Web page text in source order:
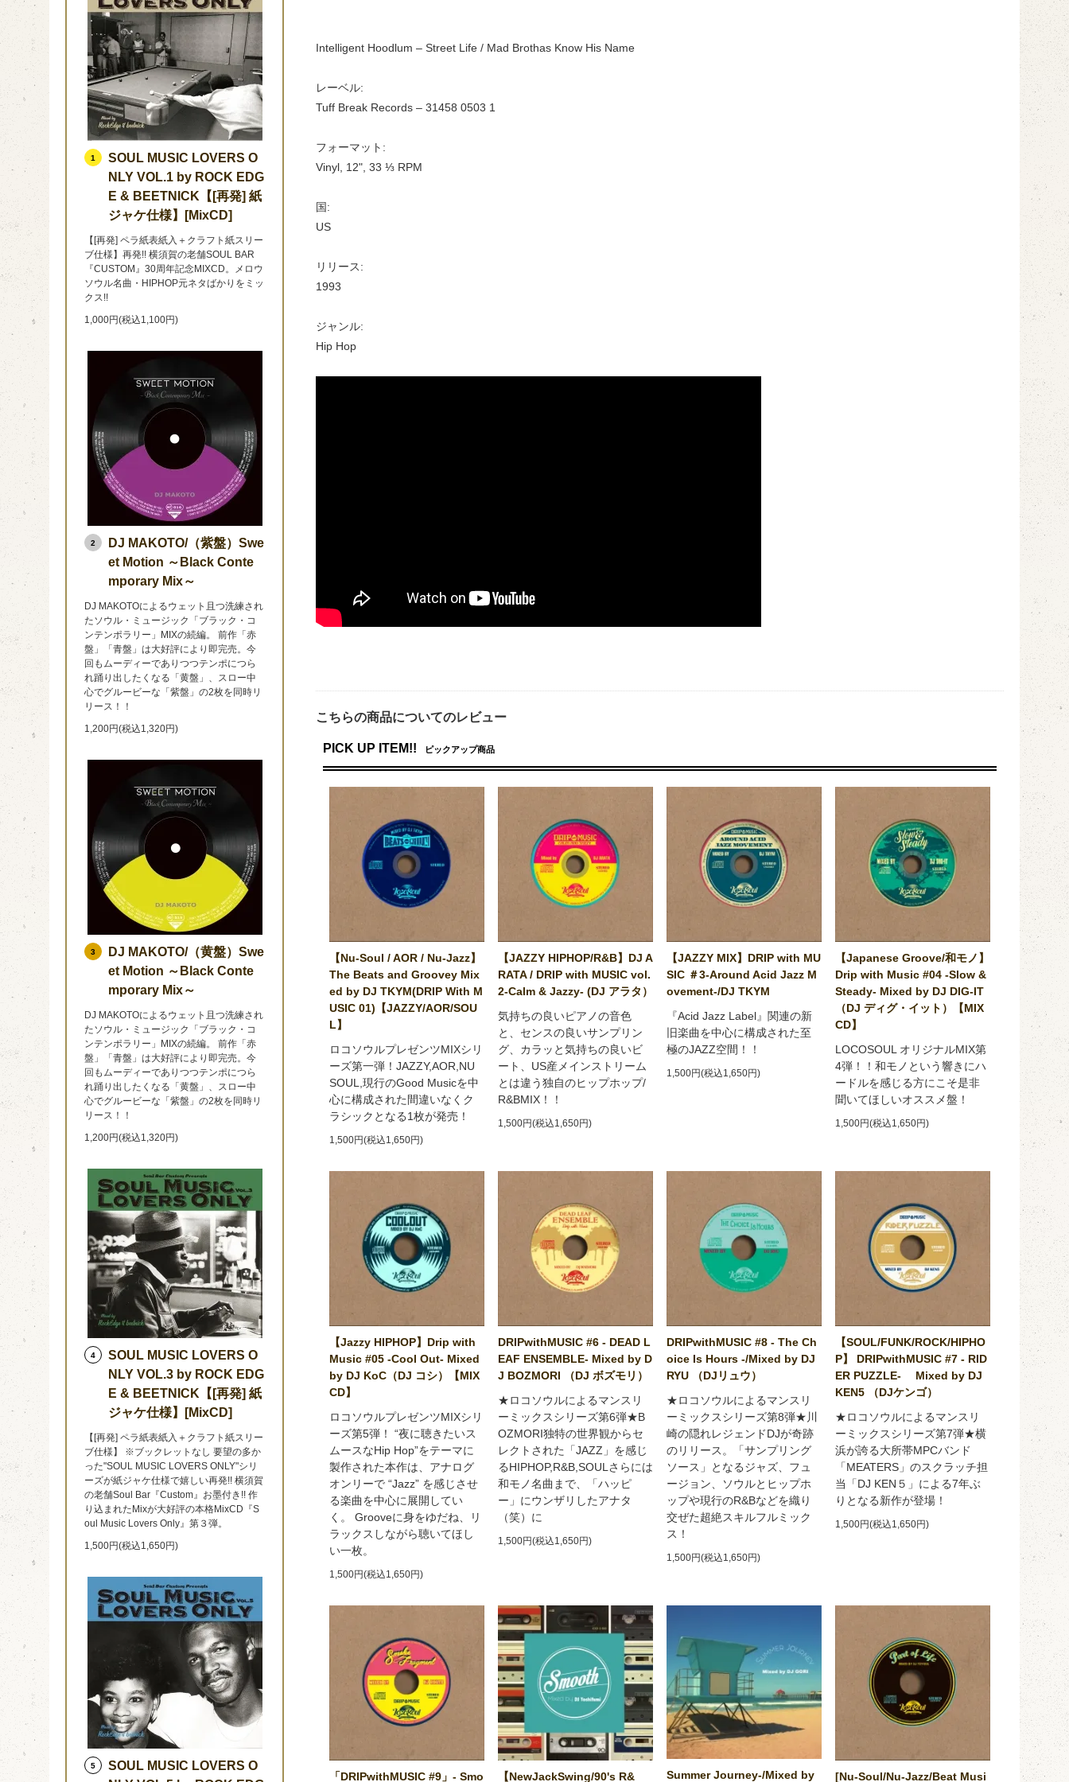
Intelligent Hoodlum ‎– Street Life / Mad Brothas Know His Name
レーベル:
Tuff Break Records ‎– 31458 0503 1
フォーマット:
Vinyl, 12", 33 ⅓ RPM
国:
US
リリース:
1993
ジャンル:
Hip Hop
こちらの商品についてのレビュー
PICK UP ITEM!! ピックアップ商品
【Nu-Soul / AOR / Nu-Jazz】
The Beats and Groovey Mix
ed by DJ TKYM(DRIP With M
USIC 01)【JAZZY/AOR/SOU
L】
ロコソウルプレゼンツMIXシリ
ーズ第一弾！JAZZY,AOR,NU
SOUL,現行のGood Musicを中
心に構成された間違いなくク
ラシックとなる1枚が発売！
1,500円(税込1,650円)
【JAZZY HIPHOP/R&B】DJ A
RATA / DRIP with MUSIC vol.
2-Calm & Jazzy- (DJ アラタ）
気持ちの良いピアノの音色
と、センスの良いサンプリン
グ、カラッと気持ちの良いビ
ート、US産メインストリーム
とは違う独自のヒップホップ/
R&BMIX！！
1,500円(税込1,650円)
【JAZZY MIX】DRIP with MU
SIC ＃3-Around Acid Jazz M
ovement-/DJ TKYM
『Acid Jazz Label』関連の新
旧楽曲を中心に構成された至
極のJAZZ空間！！
1,500円(税込1,650円)
【Japanese Groove/和モノ】
Drip with Music #04 -Slow &
Steady- Mixed by DJ DIG-IT
（DJ ディグ・イット）【MIX
CD】
LOCOSOUL オリジナルMIX第
4弾！！和モノという響きにハ
ードルを感じる方にこそ是非
聞いてほしいオススメ盤！
1,500円(税込1,650円)
【Jazzy HIPHOP】Drip with
Music #05 -Cool Out- Mixed
by DJ KoC（DJ コシ）【MIX
CD】
ロコソウルプレゼンツMIXシリ
ーズ第5弾！ “夜に聴きたいス
ムースなHip Hop”をテーマに
製作された本作は、アナログ
オンリーで “Jazz” を感じさせ
る楽曲を中心に展開してい
く。 Grooveに身をゆだね、リ
ラックスしながら聴いてほし
い一枚。
1,500円(税込1,650円)
DRIPwithMUSIC #6 - DEAD L
EAF ENSEMBLE- Mixed by D
J BOZMORI （DJ ボズモリ）
★ロコソウルによるマンスリ
ーミックスシリーズ第6弾★B
OZMORI独特の世界観からセ
レクトされた「JAZZ」を感じ
るHIPHOP,R&B,SOULさらには
和モノ名曲まで、「ハッピ
ー」にウンザリしたアナタ
（笑）に
1,500円(税込1,650円)
DRIPwithMUSIC #8 - The Ch
oice Is Hours -/Mixed by DJ
RYU （DJリュウ）
★ロコソウルによるマンスリ
ーミックスシリーズ第8弾★川
崎の隠れレジェンドDJが奇跡
のリリース。「サンプリング
ソース」となるジャズ、フュ
ージョン、ソウルとヒップホ
ップや現行のR&Bなどを織り
交ぜた超絶スキルフルミック
ス！
1,500円(税込1,650円)
【SOUL/FUNK/ROCK/HIPHO
P】 DRIPwithMUSIC #7 - RID
ER PUZZLE- Mixed by DJ
KEN5 （DJケンゴ）
★ロコソウルによるマンスリ
ーミックスシリーズ第7弾★横
浜が誇る大所帯MPCバンド
「MEATERS」のスクラッチ担
当「DJ KEN５」による7年ぶ
りとなる新作が登場！
1,500円(税込1,650円)
「DRIPwithMUSIC #9」- Smo 【NewJackSwing/90's R& Summer Journey-/Mixed by [Nu-Soul/Nu-Jazz/Beat Musi
1
SOUL MUSIC LOVERS O
NLY VOL.1 by ROCK EDG
E & BEETNICK【[再発] 紙
ジャケ仕様】[MixCD]
【[再発] ペラ紙表紙入＋クラフト紙スリー
ブ仕様】再発!! 横須賀の老舗SOUL BAR
『CUSTOM』30周年記念MIXCD。メロウ
ソウル名曲・HIPHOP元ネタばかりをミッ
クス!!
1,000円(税込1,100円)
2
DJ MAKOTO/（紫盤）Swe
et Motion ～Black Conte
mporary Mix～
DJ MAKOTOによるウェット且つ洗練され
たソウル・ミュージック「ブラック・コ
ンテンポラリー」MIXの続編。 前作「赤
盤」「青盤」は大好評により即完売。今
回もムーディーでありつつテンポにつら
れ踊り出したくなる「黄盤」、スロー中
心でグルービーな「紫盤」の2枚を同時リ
リース！！
1,200円(税込1,320円)
3
DJ MAKOTO/（黄盤）Swe
et Motion ～Black Conte
mporary Mix～
DJ MAKOTOによるウェット且つ洗練され
たソウル・ミュージック「ブラック・コ
ンテンポラリー」MIXの続編。 前作「赤
盤」「青盤」は大好評により即完売。今
回もムーディーでありつつテンポにつら
れ踊り出したくなる「黄盤」、スロー中
心でグルービーな「紫盤」の2枚を同時リ
リース！！
1,200円(税込1,320円)
4
SOUL MUSIC LOVERS O
NLY VOL.3 by ROCK EDG
E & BEETNICK【[再発] 紙
ジャケ仕様】[MixCD]
【[再発] ペラ紙表紙入＋クラフト紙スリー
ブ仕様】 ※ブックレットなし 要望の多か
った"SOUL MUSIC LOVERS ONLY"シリ
ーズが紙ジャケ仕様で嬉しい再発!! 横須賀
の老舗Soul Bar『Custom』お墨付き!! 作
り込まれたMixが大好評の本格MixCD『S
oul Music Lovers Only』第３弾。
1,500円(税込1,650円)
5
SOUL MUSIC LOVERS O